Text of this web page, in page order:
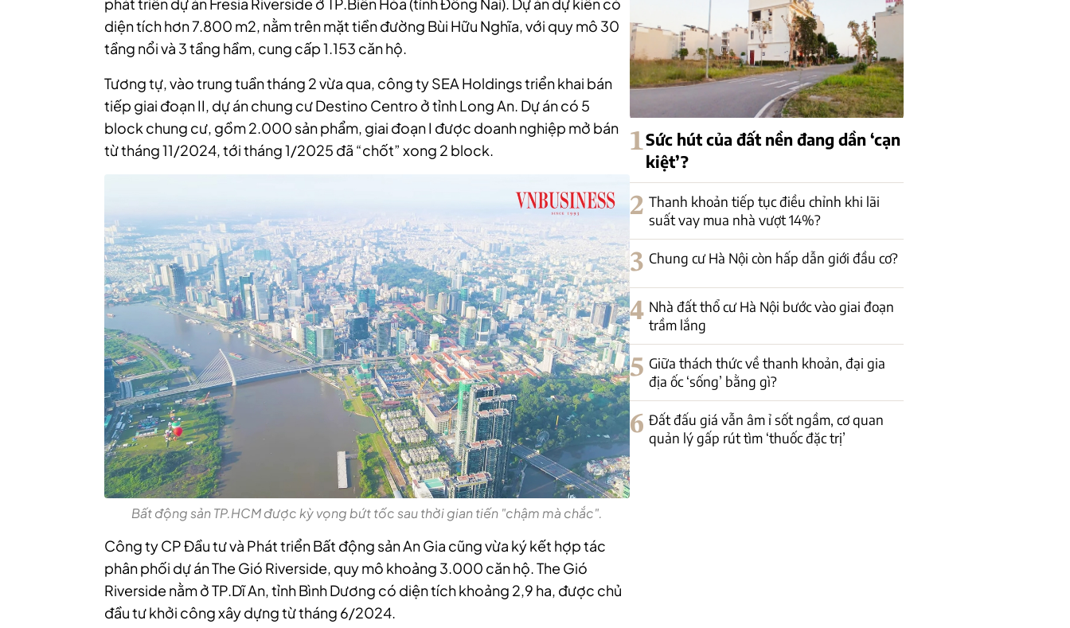
diện tích hơn 7.800 m2, nằm trên mặt tiền đường Bùi Hữu Nghĩa, với quy mô 30
tầng nổi và 3 tầng hầm, cung cấp 1.153 căn hộ.
Tương tự, vào trung tuần tháng 2 vừa qua, công ty SEA Holdings triển khai bán
tiếp giai đoạn II, dự án chung cư Destino Centro ở tỉnh Long An. Dự án có 5
block chung cư, gồm 2.000 sản phẩm, giai đoạn I được doanh nghiệp mở bán
từ tháng 11/2024, tới tháng 1/2025 đã “chốt” xong 2 block.
Bất động sản TP.HCM được kỳ vọng bứt tốc sau thời gian tiến "chậm mà chắc".
Công ty CP Đầu tư và Phát triển Bất động sản An Gia cũng vừa ký kết hợp tác
phân phối dự án The Gió Riverside, quy mô khoảng 3.000 căn hộ. The Gió
Riverside nằm ở TP.Dĩ An, tỉnh Bình Dương có diện tích khoảng 2,9 ha, được chủ
đầu tư khởi công xây dựng từ tháng 6/2024.
1Sức hút của đất nền đang dần ‘cạn
kiệt’?
2 Thanh khoản tiếp tục điều chỉnh khi lãi
suất vay mua nhà vượt 14%?
3 Chung cư Hà Nội còn hấp dẫn giới đầu cơ?
4 Nhà đất thổ cư Hà Nội bước vào giai đoạn
trầm lắng
5 Giữa thách thức về thanh khoản, đại gia
địa ốc ‘sống’ bằng gì?
6 Đất đấu giá vẫn âm ỉ sốt ngầm, cơ quan
quản lý gấp rút tìm ‘thuốc đặc trị’